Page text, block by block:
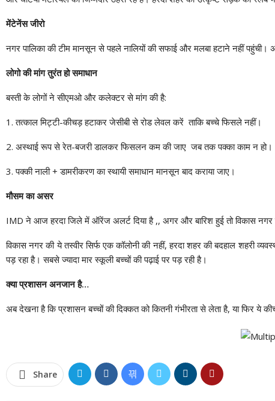
मेंटेनेंस जीरो
नगर पालिका की टीम मानसून से पहले नालियों की सफाई और मलबा हटाने नहीं पहुंची।
लोगो की मांग तुरंत हो समाधान
बस्ती के लोगों ने सीएमओ और कलेक्टर से मांग की है:
1. तत्काल मिट्टी-कीचड़ हटाकर जेसीबी से रोड लेवल करें ताकि बच्चे फिसले नहीं।
2. अस्थाई रूप से रेत-बजरी डालकर फिसलन कम की जाए जब तक पक्का काम न हो।
3. पक्की नाली + डामरीकरण का स्थायी समाधान मानसून बाद कराया जाए।
मौसम का असर
IMD ने आज हरदा जिले में ऑरेंज अलर्ट दिया है ,, अगर और बारिश हुई तो विकास
विकास नगर की ये तस्वीर सिर्फ एक कॉलोनी की नहीं, हरदा शहर की बदहाल शहरी
पड़ रहा है। सबसे ज्यादा मार स्कूली बच्चों की पढ़ाई पर पड़ रही है।
क्या प्रशासन अनजान है…
अब देखना है कि प्रशासन बच्चों की दिक्कत को कितनी गंभीरता से लेता है, या फिर ये
Share